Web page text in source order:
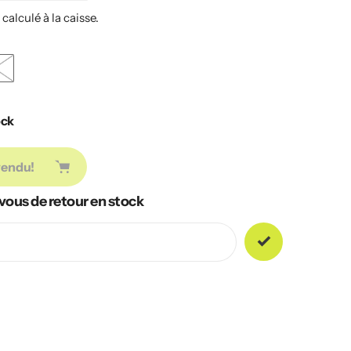
calculé à la caisse.
de retour en stock